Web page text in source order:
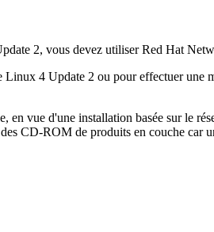
2, vous devez utiliser Red Hat
4 Update 2 ou pour effectuer une
vue d'une installation basée sur le
CD-ROM de produits en couche car